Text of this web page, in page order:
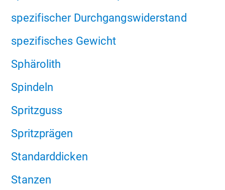
spezifischer Durchgangswiderstand
spezifisches Gewicht
Sphärolith
Spindeln
Spritzguss
Spritzprägen
Standarddicken
Stanzen